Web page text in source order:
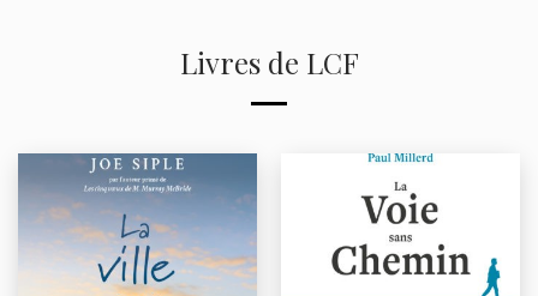
Livres de LCF